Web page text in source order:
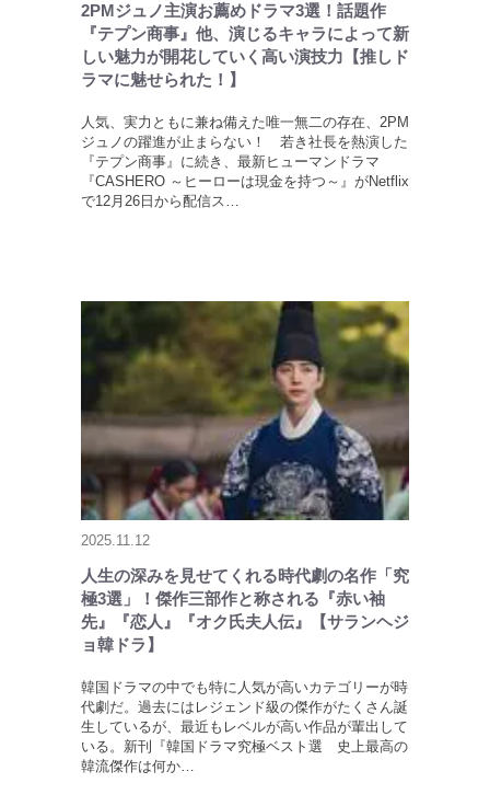
2PMジュノ主演お薦めドラマ3選！話題作
『テプン商事』他、演じるキャラによって新
しい魅力が開花していく高い演技力【推しド
ラマに魅せられた！】
人気、実力ともに兼ね備えた唯一無二の存在、2PM
ジュノの躍進が止まらない！ 若き社長を熱演した
『テプン商事』に続き、最新ヒューマンドラマ
『CASHERO ～ヒーローは現金を持つ～』がNetflix
で12月26日から配信ス…
2025.11.12
人生の深みを見せてくれる時代劇の名作「究
極3選」！傑作三部作と称される『赤い袖
先』『恋人』『オク氏夫人伝』【サランヘジ
ョ韓ドラ】
韓国ドラマの中でも特に人気が高いカテゴリーが時
代劇だ。過去にはレジェンド級の傑作がたくさん誕
生しているが、最近もレベルが高い作品が輩出して
いる。新刊『韓国ドラマ究極ベスト選 史上最高の
韓流傑作は何か…